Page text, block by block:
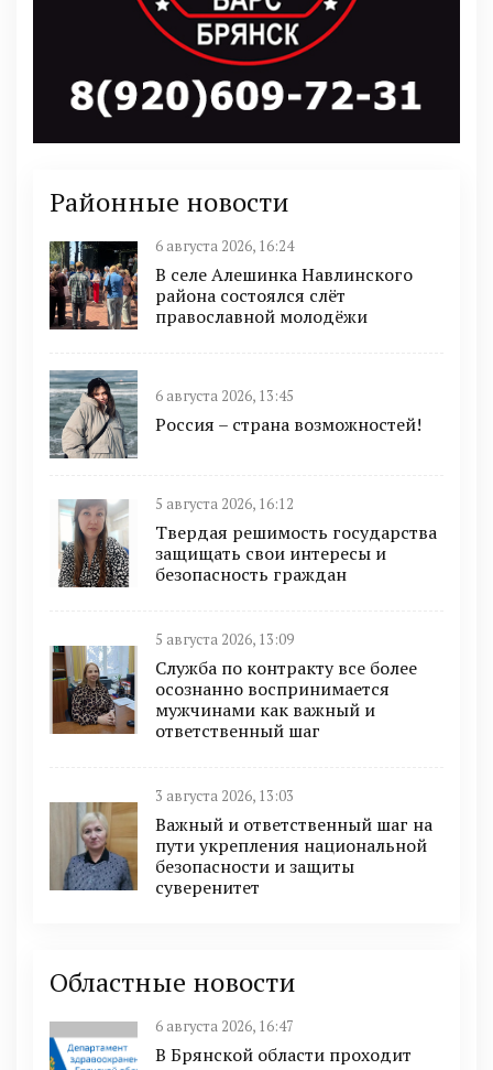
Районные новости
6 августа 2026, 16:24
В селе Алешинка Навлинского
района состоялся слёт
православной молодёжи
6 августа 2026, 13:45
Россия – страна возможностей!
5 августа 2026, 16:12
Твердая решимость государства
защищать свои интересы и
безопасность граждан
5 августа 2026, 13:09
Служба по контракту все более
осознанно воспринимается
мужчинами как важный и
ответственный шаг
3 августа 2026, 13:03
Важный и ответственный шаг на
пути укрепления национальной
безопасности и защиты
суверенитет
Областные новости
6 августа 2026, 16:47
В Брянской области проходит